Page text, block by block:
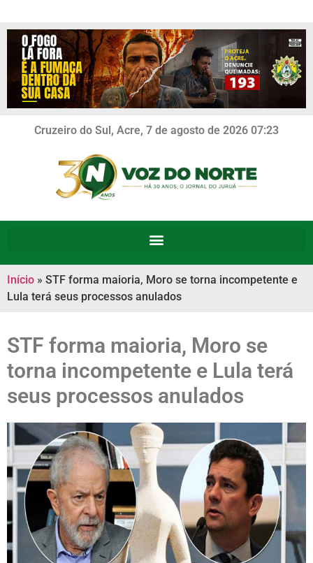
Cruzeiro do Sul, Acre, 7 de agosto de 2026 07:23
Início » STF forma maioria, Moro se torna incompetente e
Lula terá seus processos anulados
STF forma maioria, Moro se
torna incompetente e Lula terá
seus processos anulados